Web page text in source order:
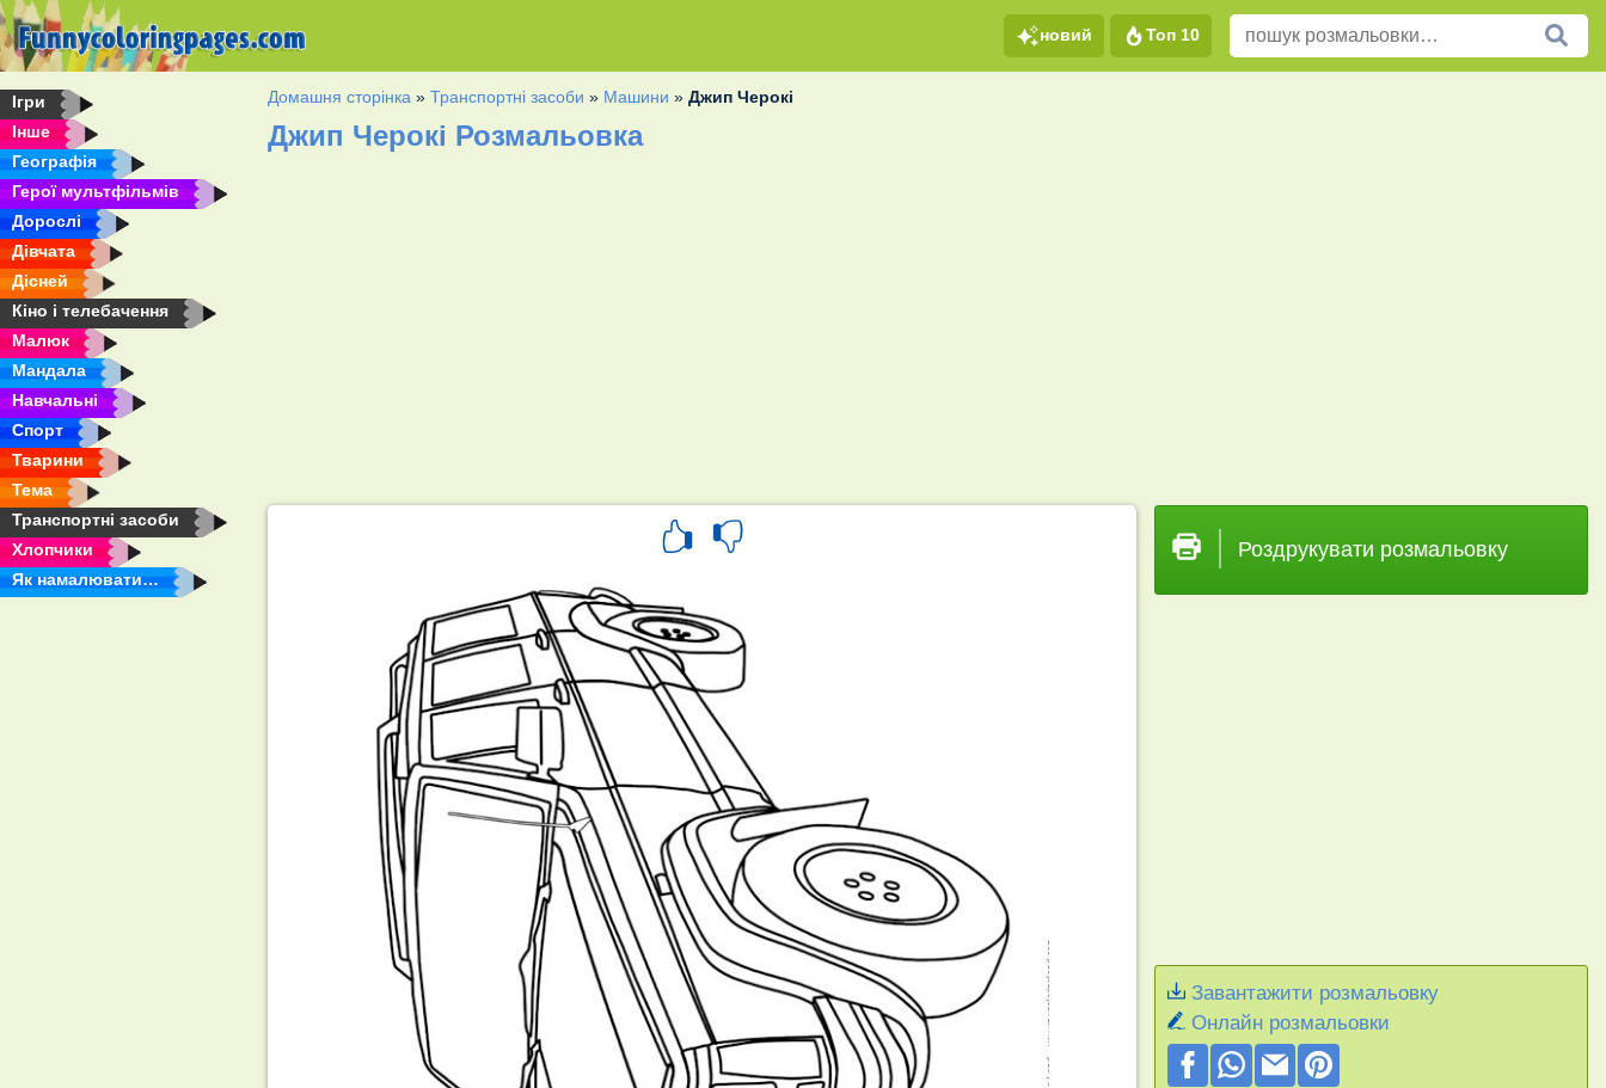
новий Топ 10
Ігри
Інше
Географія
Герої мультфільмів
Дорослі
Дівчата
Дісней
Кіно і телебачення
Малюк
Мандала
Навчальні
Спорт
Тварини
Тема
Транспортні засоби
Хлопчики
Як намалювати…
Домашня сторінка »Транспортні засоби » Машини »Джип Черокі
Джип Черокі Розмальовка
Роздрукувати розмальовку
Завантажити розмальовку
Онлайн розмальовки